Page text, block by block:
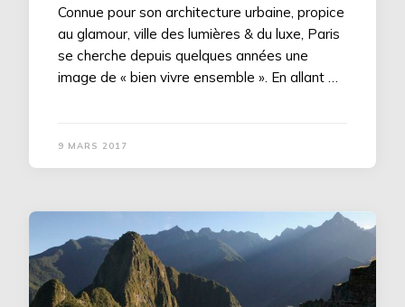
Connue pour son architecture urbaine, propice
au glamour, ville des lumières & du luxe, Paris
se cherche depuis quelques années une
image de « bien vivre ensemble ». En allant …
9 MARS 2017